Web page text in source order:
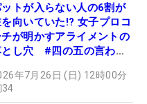
トが入らない人の6割が
向いていた!? 女子プロコ
チが明かすアライメントの
とし穴 #四の五の言わず
年7月26日 (日) 12時00分
34